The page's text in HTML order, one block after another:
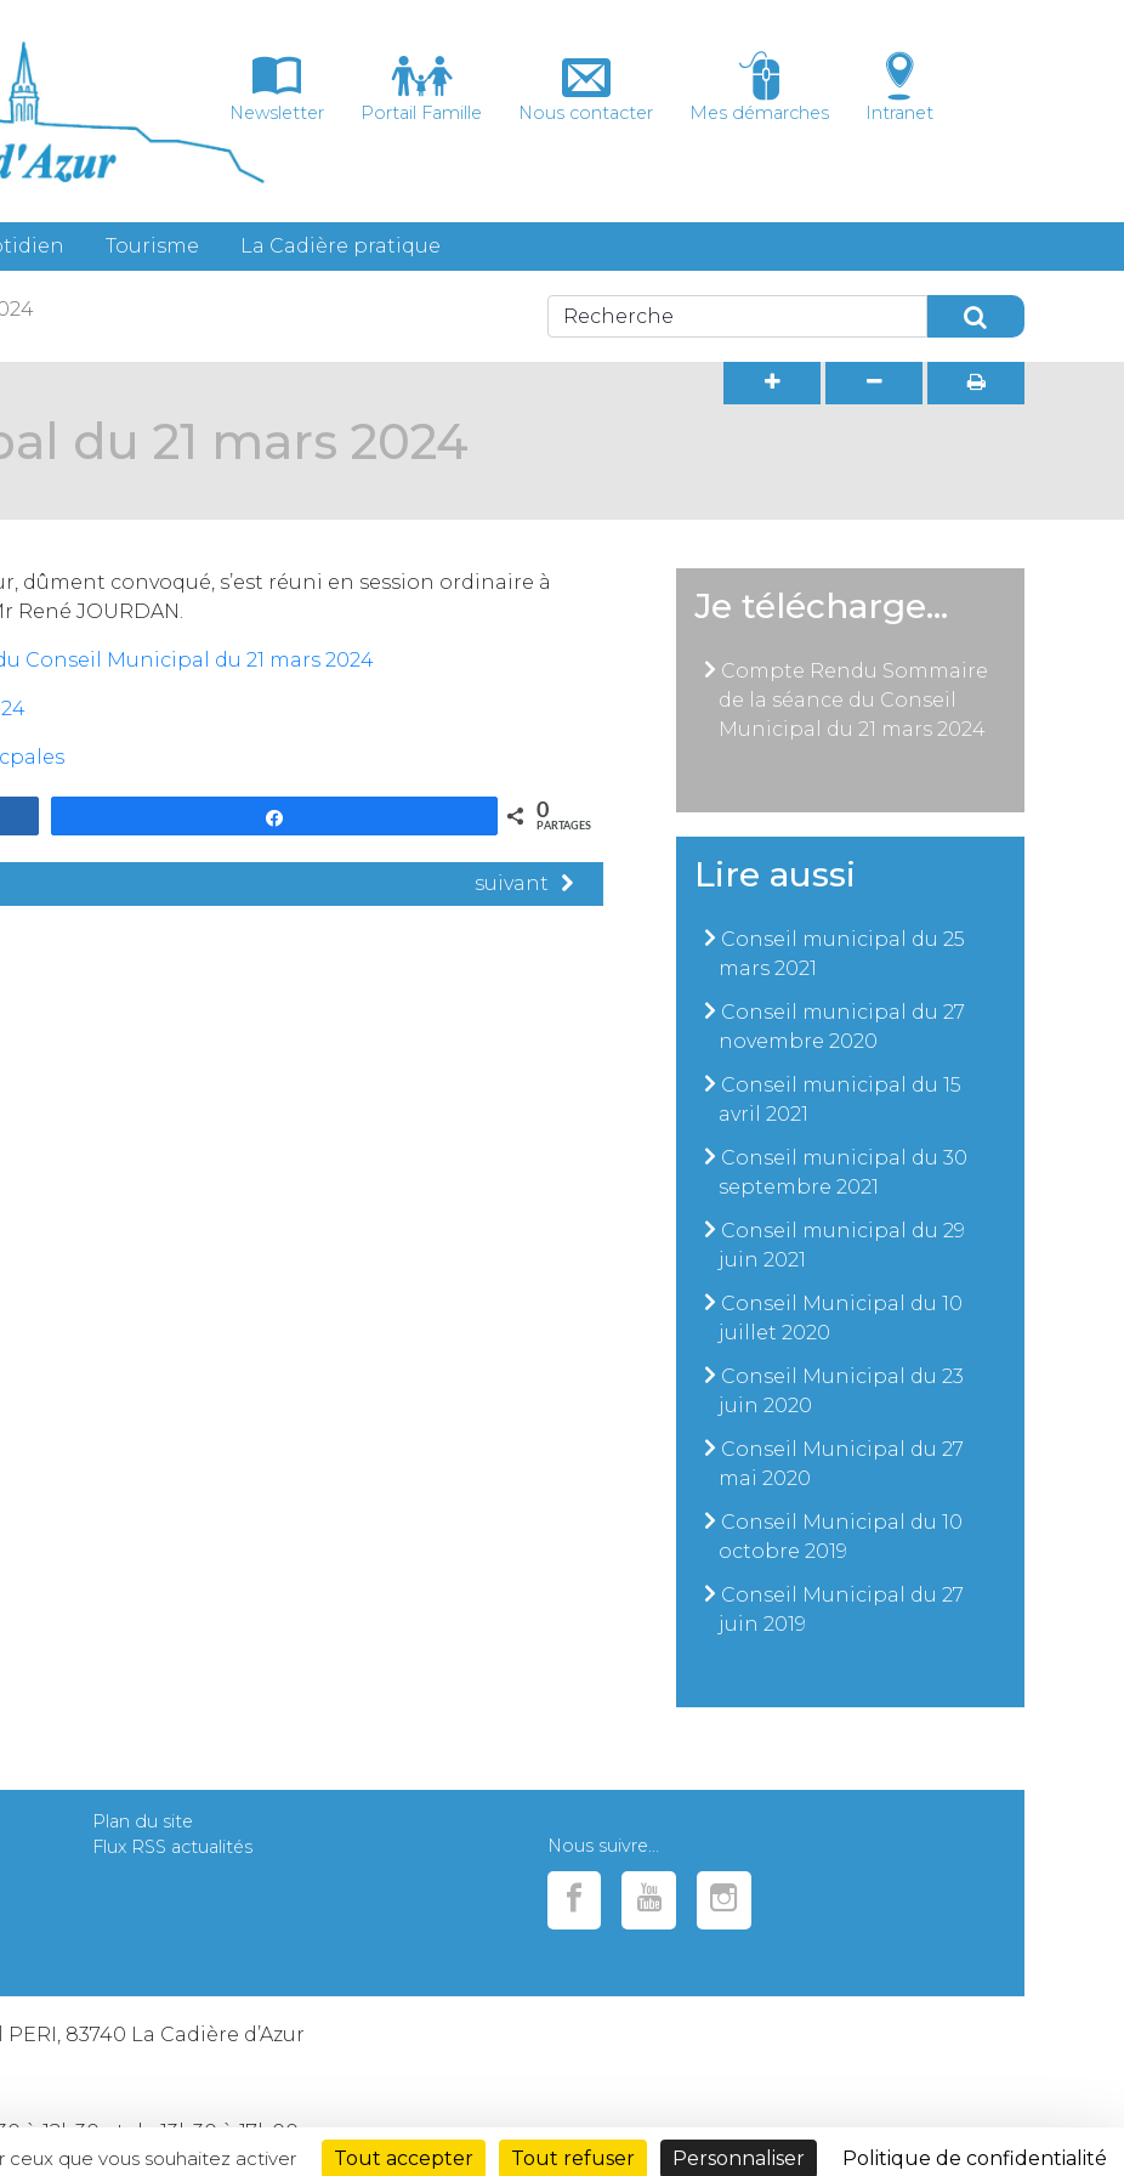
Newsletter Portail Famille Nous contacter Mes démarches Intranet
Tourisme La Cadière pratique
du 21 mars 2024
dûment convoqué, s’est réuni en session ordinaire à
René JOURDAN.
Conseil Municipal du 21 mars 2024
0
PARTAGES
suivant
Je télécharge…
Compte Rendu Sommaire
de la séance du Conseil
Municipal du 21 mars 2024
Lire aussi
Conseil municipal du 25
mars 2021
Conseil municipal du 27
novembre 2020
Conseil municipal du 15
avril 2021
Conseil municipal du 30
septembre 2021
Conseil municipal du 29
juin 2021
Conseil Municipal du 10
juillet 2020
Conseil Municipal du 23
juin 2020
Conseil Municipal du 27
mai 2020
Conseil Municipal du 10
octobre 2019
Conseil Municipal du 27
juin 2019
Plan du site
Flux RSS actualités
Nous suivre...
PERI, 83740 La Cadière d’Azur
à 12h30 et de 13h30 à 17h00
ceux que vous souhaitez activer Tout accepter Tout refuser Personnaliser Politique de confidentialité